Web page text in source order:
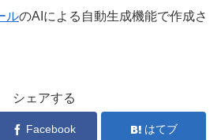
ルのAIによる自動生成機能で作成さ
シェアする
Facebook はてブ